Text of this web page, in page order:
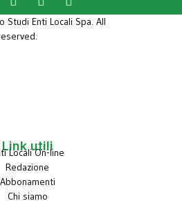
Enti Locali Spa. All
Link utili
Locali On-line
Redazione
Abbonamenti
Chi siamo